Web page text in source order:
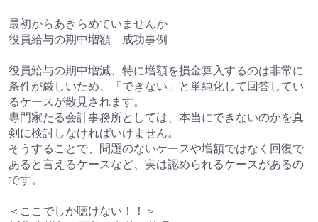
最初からあきらめていませんか
役員給与の期中増額 成功事例
役員給与の期中増減、特に増額を損金算入するのは非常に
条件が厳しいため、「できない」と単純化して回答してい
るケースが散見されます。
専門家たる会計事務所としては、本当にできないのかを真
剣に検討しなければいけません。
そうすることで、問題のないケースや増額ではなく回復で
あると言えるケースなど、実は認められるケースがあるの
です。
＜ここでしか聴けない！！＞